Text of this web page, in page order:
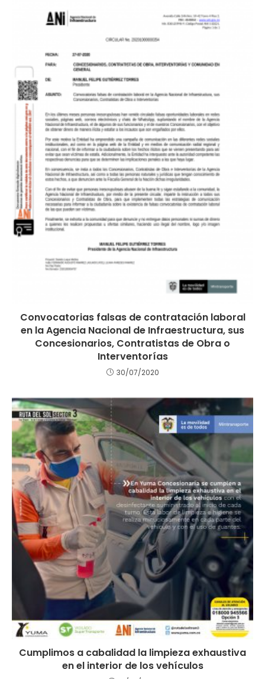
Convocatorias falsas de contratación laboral
en la Agencia Nacional de Infraestructura, sus
Concesionarios, Contratistas de Obra o
Interventorías
30/07/2020
Cumplimos a cabalidad la limpieza exhaustiva
en el interior de los vehículos